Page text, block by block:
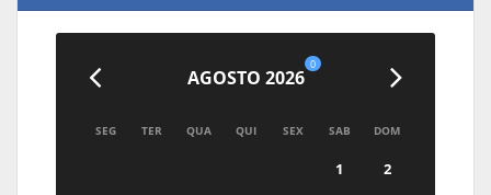
AGOSTO 2026
0
SEG TER QUA QUI SEX SAB DOM
1
2